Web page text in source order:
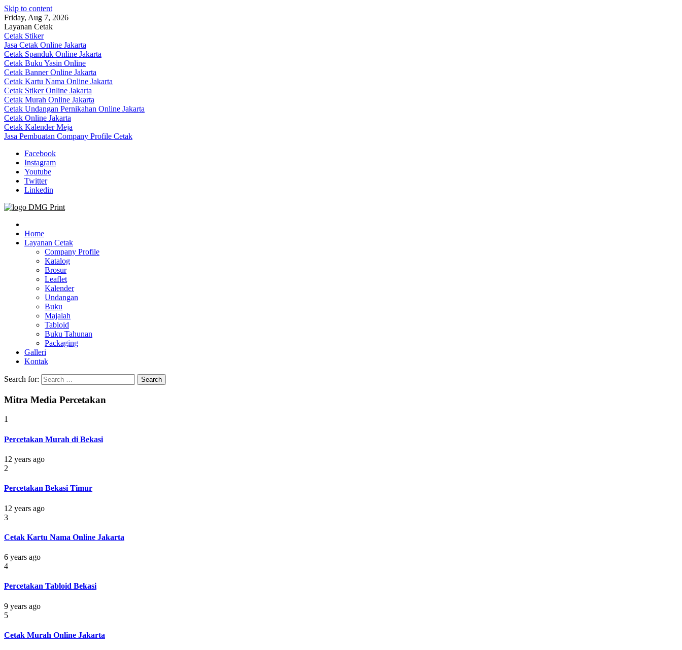
Skip to content
Friday, Aug 7, 2026
Layanan Cetak
Cetak Stiker
Jasa Cetak Online Jakarta
Cetak Spanduk Online Jakarta
Cetak Buku Yasin Online
Cetak Banner Online Jakarta
Cetak Kartu Nama Online Jakarta
Cetak Stiker Online Jakarta
Cetak Murah Online Jakarta
Cetak Undangan Pernikahan Online Jakarta
Cetak Online Jakarta
Cetak Kalender Meja
Jasa Pembuatan Company Profile Cetak
Facebook
Instagram
Youtube
Twitter
Linkedin
Jasa Cetak Online DMG Printing
Home
Layanan Cetak
Company Profile
Katalog
Brosur
Leaflet
Kalender
Undangan
Buku
Majalah
Tabloid
Buku Tahunan
Packaging
Galleri
Kontak
Search for:
Mitra Media Percetakan
1
Percetakan Murah di Bekasi
12 years ago
2
Percetakan Bekasi Timur
12 years ago
3
Cetak Kartu Nama Online Jakarta
6 years ago
4
Percetakan Tabloid Bekasi
9 years ago
5
Cetak Murah Online Jakarta